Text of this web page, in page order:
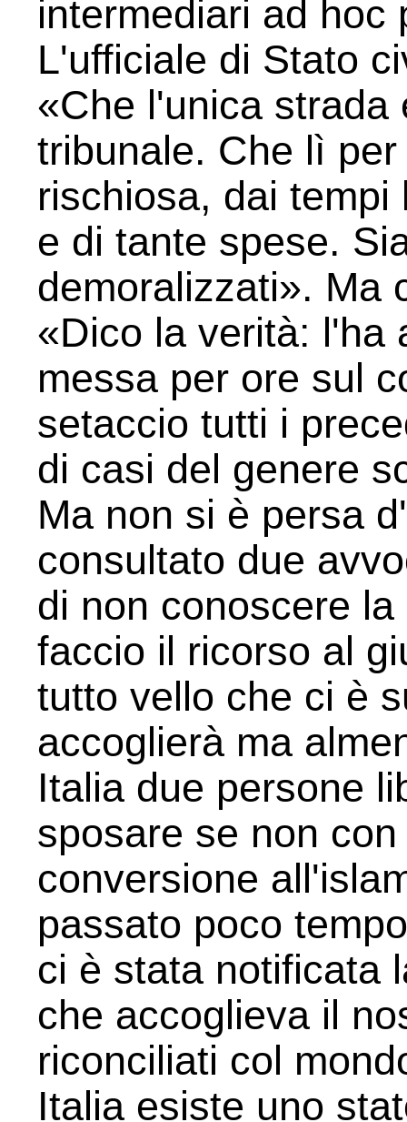
intermediari ad hoc
L'ufficiale di Stato
«Che l'unica strada
tribunale. Che lì
rischiosa, dai
e di tante spese.
demoralizzati». Ma
«Dico la verità: l'ha
messa per ore sul
setaccio tutti i
di casi del genere
Ma non si è persa
consultato due
di non conoscere
faccio il ricorso al
tutto vello che ci è
accoglierà ma
Italia due persone
sposare se non
conversione
passato poco
ci è stata notificata
che accoglieva il
riconciliati col
Italia esiste uno